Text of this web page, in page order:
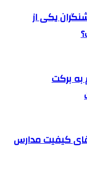
یکی از
به برکت
کیفیت مدارس